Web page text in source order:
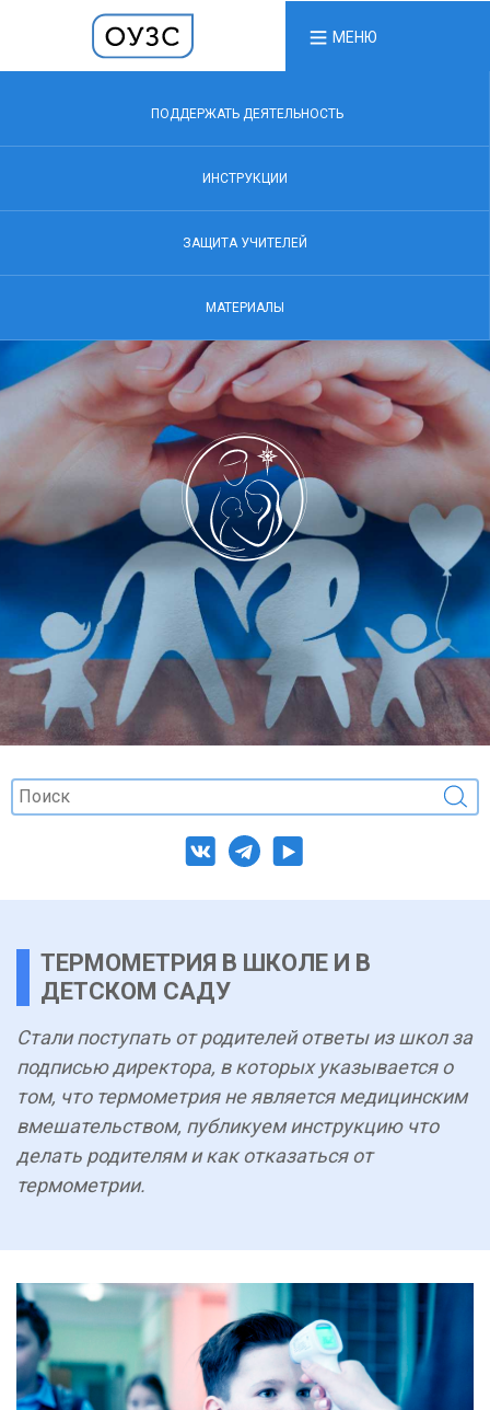
МЕНЮ
ПОДДЕРЖАТЬ ДЕЯТЕЛЬНОСТЬ
ИНСТРУКЦИИ
ЗАЩИТА УЧИТЕЛЕЙ
МАТЕРИАЛЫ
ТЕРМОМЕТРИЯ В ШКОЛЕ И В
ДЕТСКОМ САДУ
Стали поступать от родителей ответы из школ за
подписью директора, в которых указывается о
том, что термометрия не является медицинским
вмешательством, публикуем инструкцию что
делать родителям и как отказаться от
термометрии.